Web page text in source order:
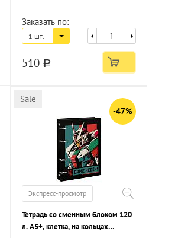
Заказать по:
1 шт.
510 a
Sale
-47%
Экспресс-просмотр
Тетрадь со сменным блоком 120
л. А5+, клетка, на кольцах